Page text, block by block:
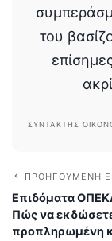
του
ΣΥΝΤΆΚΤΗΣ
ΠΡΟΗΓΟΎΜΕΝΗ
Επιδόματα
Πώς να
προπληρωμένη